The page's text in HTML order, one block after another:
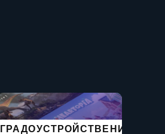
ГРАДОУСТРОЙСТВЕНИ
ПОДОБНА НА